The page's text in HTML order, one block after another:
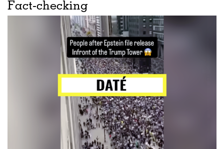
Fact-checking